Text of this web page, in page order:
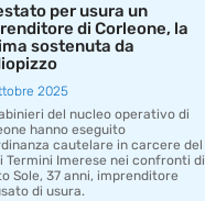
per usura un
di Corleone, la
sostenuta da
2025
del nucleo operativo di
hanno eseguito
cautelare in carcere del
Termini Imerese nei confronti di
Sole, 37 anni, imprenditore
di usura.